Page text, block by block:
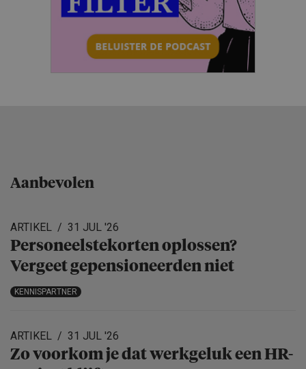
Aanbevolen
ARTIKEL 31 JUL '26
Personeels­te­korten oplossen?
Vergeet gepensio­neerden niet
KENNISPARTNER
ARTIKEL 31 JUL '26
Zo voorkom je dat werkgeluk een HR-